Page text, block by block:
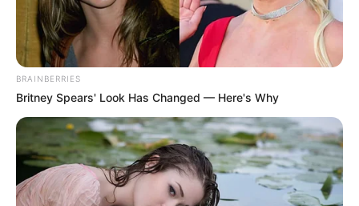
BRAINBERRIES
Britney Spears' Look Has Changed — Here's Why